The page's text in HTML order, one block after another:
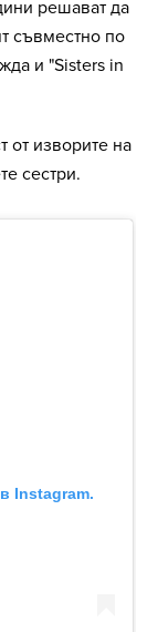
решават да
съвместно по
и "Sisters in
от изворите на
сестри.